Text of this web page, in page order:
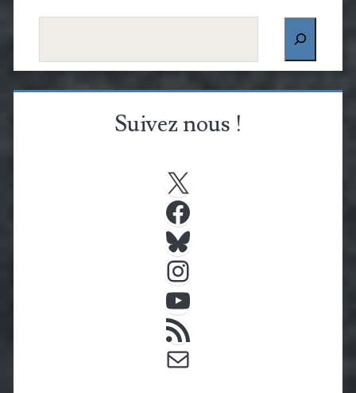
Suivez nous !